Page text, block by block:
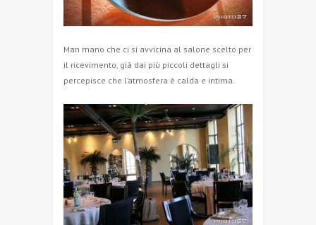
Man mano che ci si avvicina al salone scelto per
il ricevimento, già dai più piccoli dettagli si
percepisce che l’atmosfera è calda e intima.